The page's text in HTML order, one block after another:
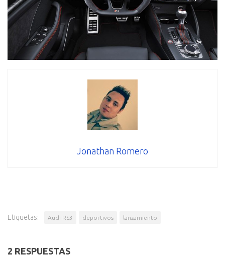
Jonathan Romero
Etiquetas: Audi RS3 deportivos lanzamiento
2 RESPUESTAS